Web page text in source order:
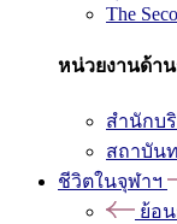
The
หน่วยงานด้า
สำนักบ
สถาบัน
ชีวิตในจุฬาฯ
ย้อ